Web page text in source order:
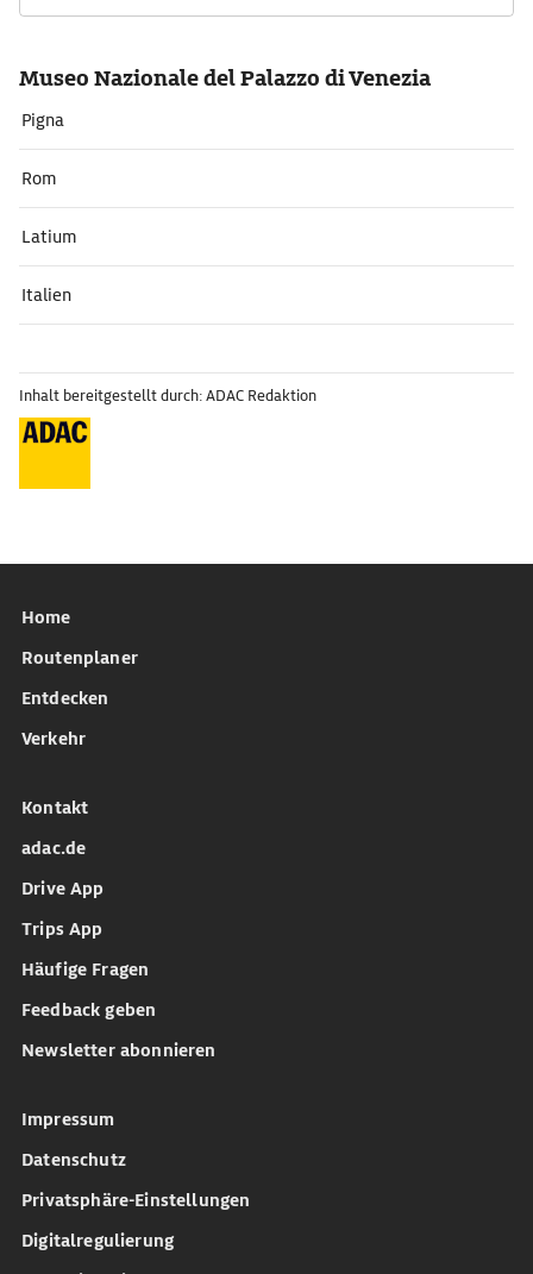
Museo Nazionale del Palazzo di Venezia
Pigna
Rom
Latium
Italien
Inhalt bereitgestellt durch: ADAC Redaktion
Home
Routenplaner
Entdecken
Verkehr
Kontakt
adac.de
Drive App
Trips App
Häufige Fragen
Feedback geben
Newsletter abonnieren
Impressum
Datenschutz
Privatsphäre-Einstellungen
Digitalregulierung